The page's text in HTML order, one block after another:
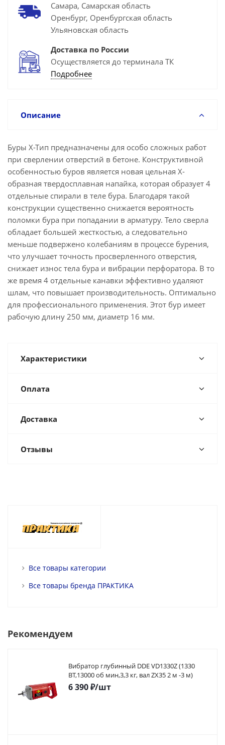
Самара, Самарская область
Оренбург, Оренбургская область
Ульяновская область
Доставка по России
Осуществляется до терминала ТК
Подробнее
Описание
Буры X-Tип предназначены для особо сложных работ
при сверлении отверстий в бетоне. Конструктивной
особенностью буров является новая цельная Х-
образная твердосплавная напайка, которая образует 4
отдельные спирали в теле бура. Благодаря такой
конструкции существенно снижается вероятность
поломки бура при попадании в арматуру. Тело сверла
обладает большей жесткостью, а следовательно
меньше подвержено колебаниям в процессе бурения,
что улучшает точность просверленного отверстия,
снижает износ тела бура и вибрации перфоратора. В то
же время 4 отдельные канавки эффективно удаляют
шлам, что повышает производительность. Оптимально
для профессионального применения. Этот бур имеет
рабочую длину 250 мм, диаметр 16 мм.
Характеристики
Оплата
Доставка
Отзывы
Все товары категории
Все товары бренда ПРАКТИКА
Рекомендуем
Вибратор глубинный DDE VD1330Z (1330
ВТ,13000 об мин,3,3 кг, вал ZX35 2 м -3 м)
6 390₽/шт